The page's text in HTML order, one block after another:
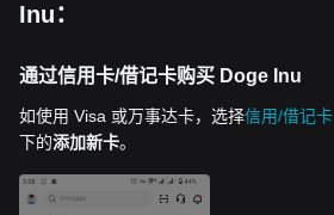
Inu：
通过信用卡/借记卡购买 Doge Inu
如使用 Visa 或万事达卡，选择信用/借记卡
下的添加新卡。